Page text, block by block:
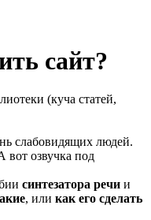
сайт?
(куча статей,
слабовидящих людей.
вот озвучка под
синтезатора речи и
, или как его сделать